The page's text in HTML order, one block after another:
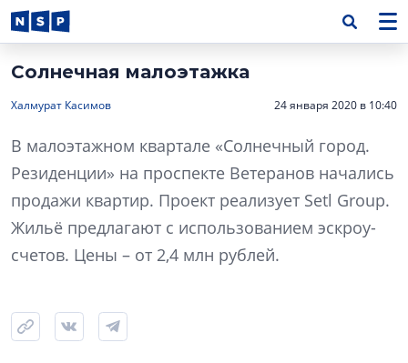
Солнечная малоэтажка
Халмурат Касимов 24 января 2020 в 10:40
В малоэтажном квартале «Солнечный город.
Резиденции» на проспекте Ветеранов начались
продажи квартир. Проект реализует Setl Group.
Жильё предлагают с использованием эскроу-
счетов. Цены – от 2,4 млн рублей.